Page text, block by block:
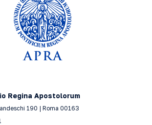
Regina Apostolorum
190 | Roma 00163